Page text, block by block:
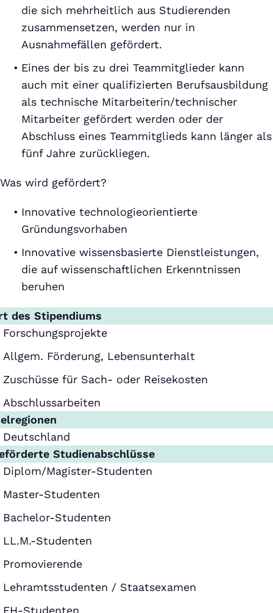
die sich mehrheitlich aus Studierenden
zusammensetzen, werden nur in
Ausnahmefällen gefördert.
Eines der bis zu drei Teammitglieder kann
auch mit einer qualifizierten Berufsausbildung
als technische Mitarbeiterin/technischer
Mitarbeiter gefördert werden oder der
Abschluss eines Teammitglieds kann länger als
fünf Jahre zurückliegen.
Was wird gefördert?
Innovative technologieorientierte
Gründungsvorhaben
Innovative wissensbasierte Dienstleistungen,
die auf wissenschaftlichen Erkenntnissen
beruhen
des Stipendiums
Forschungsprojekte
Allgem. Förderung, Lebensunterhalt
Zuschüsse für Sach- oder Reisekosten
Abschlussarbeiten
Deutschland
Studienabschlüsse
Diplom/Magister-Studenten
Master-Studenten
Bachelor-Studenten
LL.M.-Studenten
Promovierende
Lehramtsstudenten / Staatsexamen
FH-Studenten